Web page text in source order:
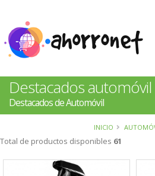
Destacados automóvil
Destacados de Automóvil
INICIO
Total de productos disponibles 61